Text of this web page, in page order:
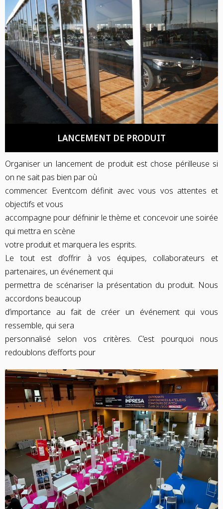
LANCEMENT DE PRODUIT
Organiser un lancement de produit est chose périlleuse si
on ne sait pas bien par où
commencer. Eventcom définit avec vous vos attentes et
objectifs et vous
accompagne pour défninir le thème et concevoir une soirée
qui mettra en scène
votre produit et marquera les esprits.
Le tout est d’offrir à vos équipes, collaborateurs et
partenaires, un événement qui
permettra de scénariser la présentation du produit. Nous
accordons beaucoup
d’importance au fait de créer un événement qui vous
ressemble, qui sera
personnalisé selon vos critères. C’est pourquoi nous
redoublons d’efforts pour